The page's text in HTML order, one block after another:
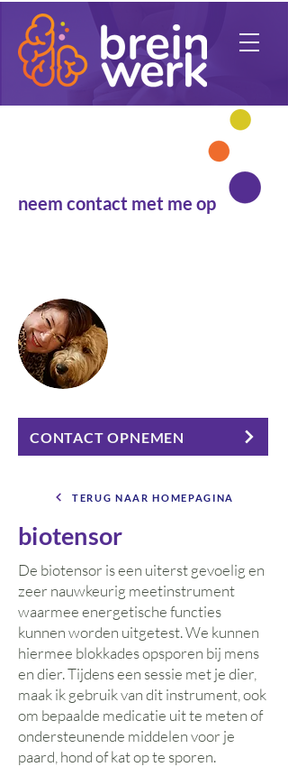
neem contact met me op
CONTACT OPNEMEN
TERUG NAAR HOMEPAGINA
biotensor
De biotensor is een uiterst gevoelig en
zeer nauwkeurig meetinstrument
waarmee energetische functies
kunnen worden uitgetest. We kunnen
hiermee blokkades opsporen bij mens
en dier. Tijdens een sessie met je dier,
maak ik gebruik van dit instrument, ook
om bepaalde medicatie uit te meten of
ondersteunende middelen voor je
paard, hond of kat op te sporen.